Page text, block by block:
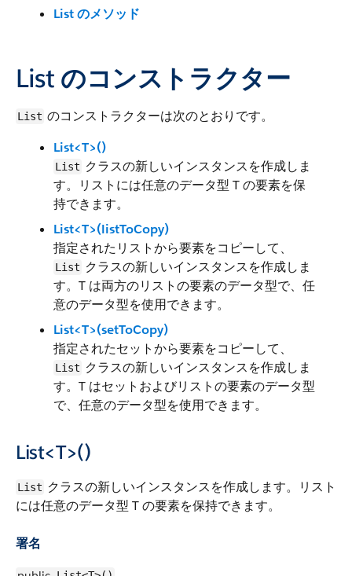
List のメソッド
List のコンストラクター
List のコンストラクターは次のとおりです。
List<T>()
List クラスの新しいインスタンスを作成しま
す。リストには任意のデータ型 T の要素を保
持できます。
List<T>(listToCopy)
指定されたリストから要素をコピーして、
List クラスの新しいインスタンスを作成しま
す。T は両方のリストの要素のデータ型で、任
意のデータ型を使用できます。
List<T>(setToCopy)
指定されたセットから要素をコピーして、
List クラスの新しいインスタンスを作成しま
す。T はセットおよびリストの要素のデータ型
で、任意のデータ型を使用できます。
List<T>()
List クラスの新しいインスタンスを作成します。リスト
には任意のデータ型 T の要素を保持できます。
署名